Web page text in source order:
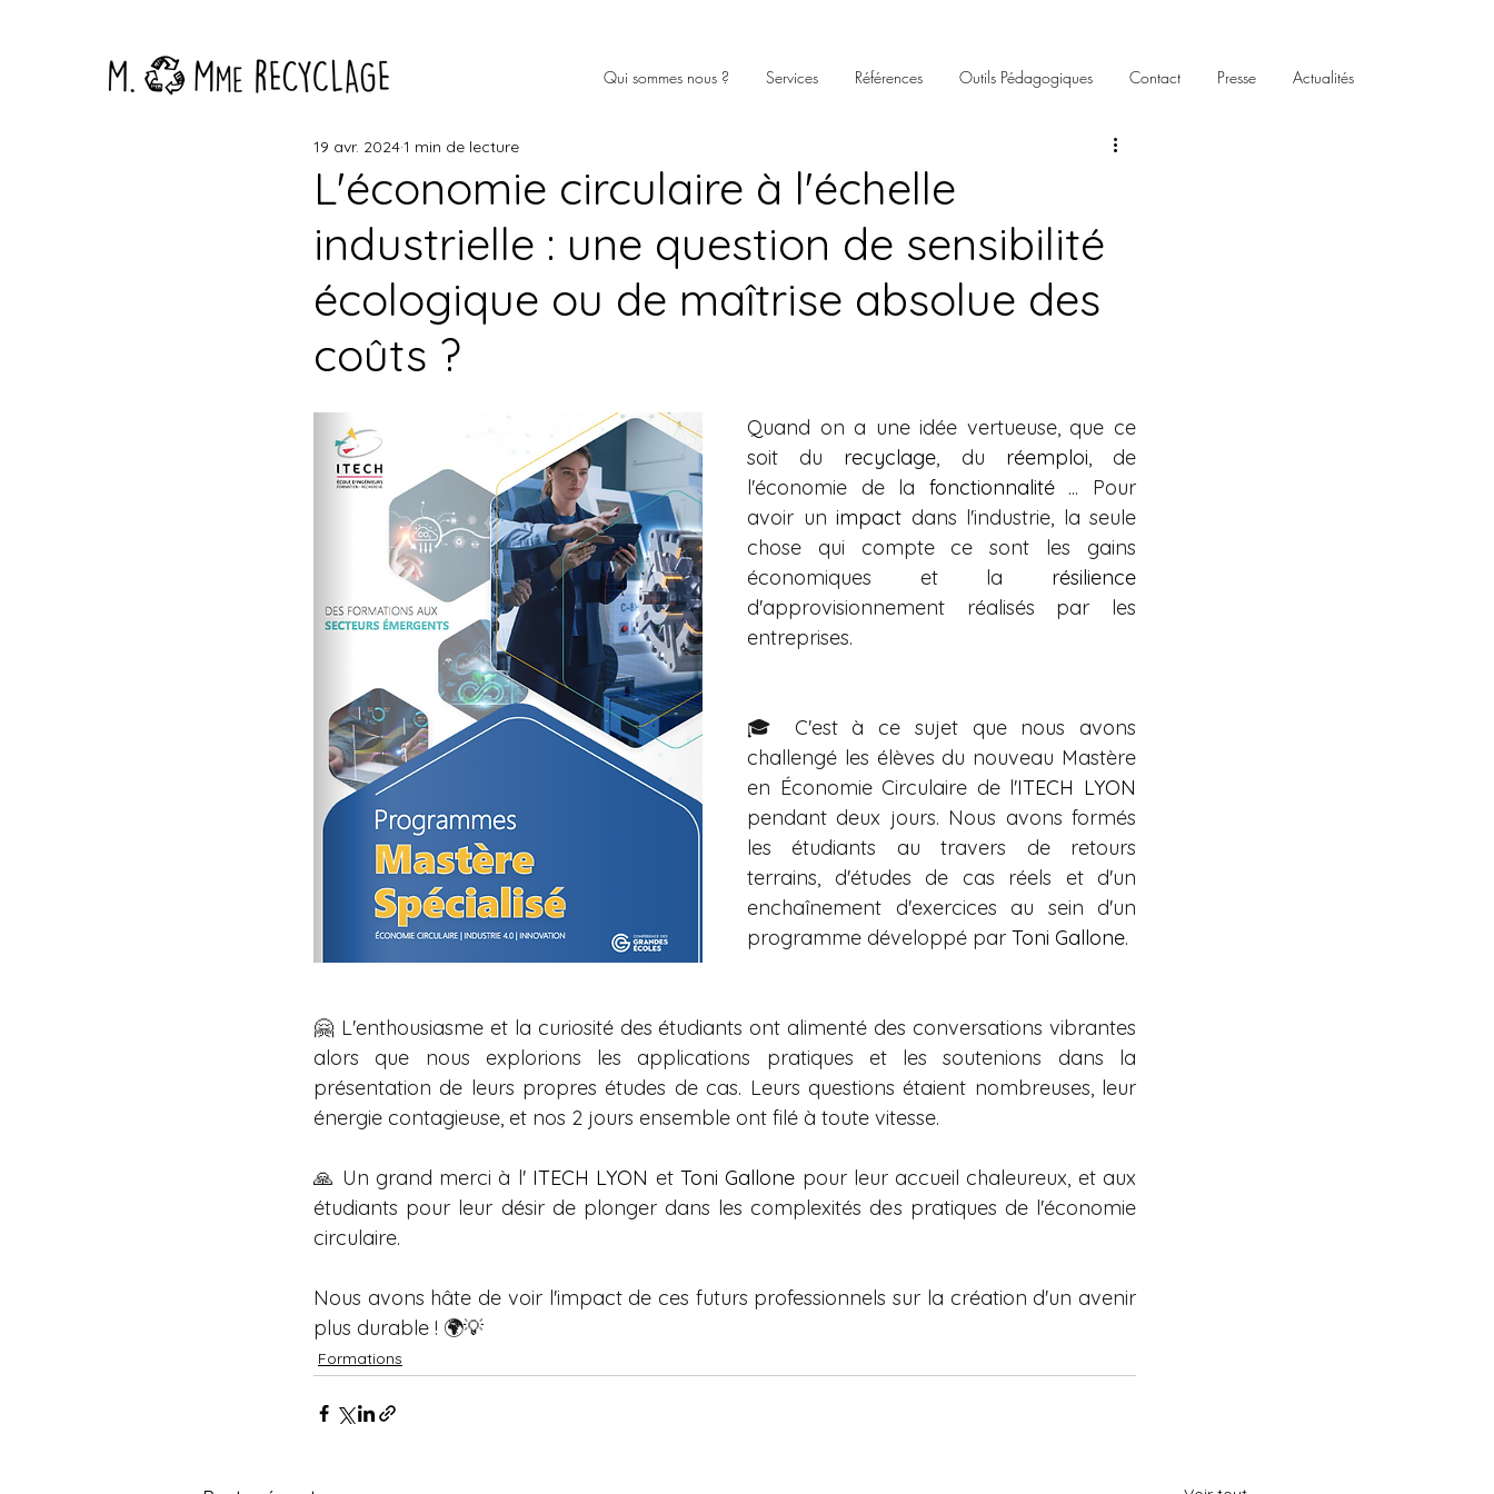
Qui sommes nous ? Services Références Outils Pédagogiques Contact Presse Actualités
L'économie circulaire à l'échelle
industrielle : une question de sensibilité
écologique ou de maîtrise absolue des
coûts ?
19 avr. 20241 min de lecture
Quand on a une idée vertueuse, que ce
soit du recyclage, du réemploi, de
l'économie de la fonctionnalité ... Pour
avoir un impact dans l'industrie, la seule
chose qui compte ce sont les gains
économiques et la résilience
d'approvisionnement réalisés par les
entreprises.
🎓 C'est à ce sujet que nous avons
challengé les élèves du nouveau Mastère
en Économie Circulaire de l'ITECH LYON
pendant deux jours. Nous avons formés
les étudiants au travers de retours
terrains, d'études de cas réels et d'un
enchaînement d'exercices au sein d'un
programme développé par Toni Gallone.
🤗 L'enthousiasme et la curiosité des étudiants ont alimenté des conversations vibrantes
alors que nous explorions les applications pratiques et les soutenions dans la
présentation de leurs propres études de cas. Leurs questions étaient nombreuses, leur
énergie contagieuse, et nos 2 jours ensemble ont filé à toute vitesse.
🙏 Un grand merci à l' ITECH LYON et Toni Gallone pour leur accueil chaleureux, et aux
étudiants pour leur désir de plonger dans les complexités des pratiques de l'économie
circulaire.
Nous avons hâte de voir l'impact de ces futurs professionnels sur la création d'un avenir
plus durable ! 🌍💡
Formations